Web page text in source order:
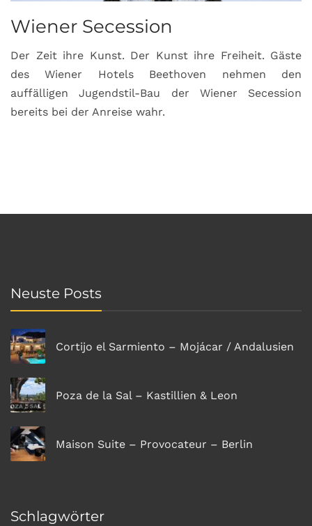
Wiener Secession
Der Zeit ihre Kunst. Der Kunst ihre Freiheit. Gäste
des Wiener Hotels Beethoven nehmen den
auffälligen Jugendstil-Bau der Wiener Secession
bereits bei der Anreise wahr.
Neuste Posts
Cortijo el Sarmiento – Mojácar / Andalusien
Poza de la Sal – Kastillien & Leon
Maison Suite – Provocateur – Berlin
Schlagwörter